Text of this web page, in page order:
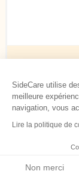
SideCare utilise
meilleure
navigation, vous
Lire la politique de
Non merci